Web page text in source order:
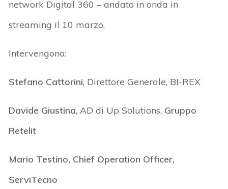
network Digital 360 – andato in onda in
streaming il 10 marzo.
Intervengono:
Stefano Cattorini, Direttore Generale, BI-REX
Davide Giustina, AD di Up Solutions, Gruppo
Retelit
Mario Testino, Chief Operation Officer,
ServiTecno